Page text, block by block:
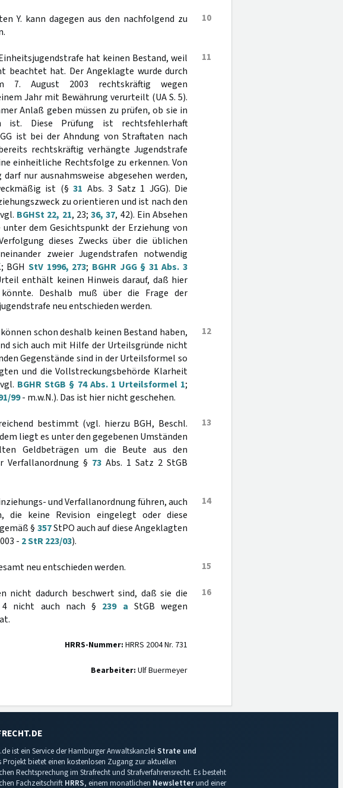
10
Y. kann dagegen aus den nachfolgend zu
11
hat keinen Bestand, weil
beachtet hat. Der Angeklagte wurde durch
7. August 2003 rechtskräftig wegen
Jahr mit Bewährung verurteilt (UA S. 5).
Anlaß geben müssen zu prüfen, ob sie in
ist. Diese Prüfung ist rechtsfehlerhaft
ist bei der Ahndung von Straftaten nach
rechtskräftig verhängte Jugendstrafe
einheitliche Rechtsfolge zu erkennen. Von
nur ausnahmsweise abgesehen werden,
ist (§31 Abs. 3 Satz 1 JGG). Die
zu orientieren und ist nach den
BGHSt 22, 21, 23;36, 37, 42). Ein Absehen
dem Gesichtspunkt der Erziehung von
dieses Zwecks über die üblichen
zweier Jugendstrafen notwendig
BGHStV 1996, 273; BGHR JGG § 31 Abs. 3
enthält keinen Hinweis darauf, daß hier
Deshalb muß über die Frage der
neu entschieden werden.
12
schon deshalb keinen Bestand haben,
sich auch mit Hilfe der Urteilsgründe nicht
Gegenstände sind in der Urteilsformel so
und die Vollstreckungsbehörde Klarheit
BGHR StGB § 74 Abs. 1 Urteilsformel 1;
99- m.w.N.). Das ist hier nicht geschehen.
13
bestimmt (vgl. hierzu BGH, Beschl.
liegt es unter den gegebenen Umständen
Geldbeträgen um die Beute aus den
§ 73Abs. 1 Satz 2 StGB
14
und Verfallanordnung führen, auch
die keine Revision eingelegt oder diese
§ 357StPO auch auf diese Angeklagten
- 2 StR 223/03).
15
neu entschieden werden.
16
nicht dadurch beschwert sind, daß sie die
nicht auch nach § 239 a StGB wegen
HRRS-Nummer: HRRS 2004 Nr. 731
Bearbeiter: Ulf Buermeyer
ist ein Service der Hamburger Anwaltskanzlei Strate und
Projekt bietet einen kostenlosen Zugang zur aktuellen
Rechtsprechung im Strafrecht und Strafverfahrensrecht. Es besteht
Fachzeitschrift HRRS, einem monatlichen Newsletterund einer